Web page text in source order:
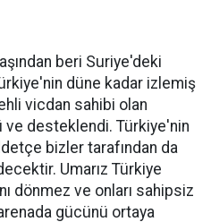
beri Suriye'deki
düne kadar izlemiş
vicdan sahibi olan
ve desteklendi. Türkiye'nin
bizler tarafından da
Umarız Türkiye
dönmez ve onları sahipsiz
gücünü ortaya